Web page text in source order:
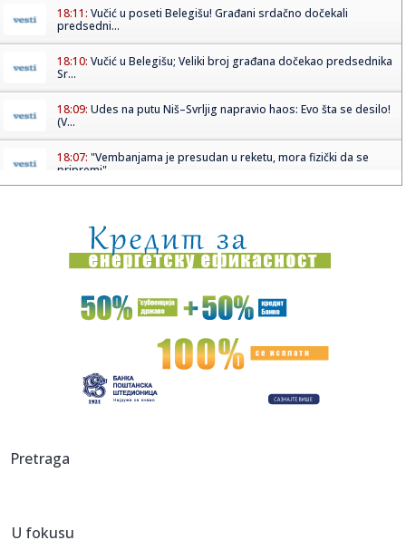
18:11: Vučić u poseti Belegišu! Građani srdačno dočekali
predsedni...
18:10: Vučić u Belegišu; Veliki broj građana dočekao predsednika
Sr...
18:09: Udes na putu Niš–Svrljig napravio haos: Evo šta se desilo!
(V...
18:07: "Vembanjama je presudan u reketu, mora fizički da se
pripremi"
18:01:Ako redovno trenirate, evo zašto bi sauna mogla da
postane deo v...
18:01:I Kokanović u nemilosti blokadera; Planiran za ministra
poljopri...
Zvijer uhvaćena na Bilećkom jezeru! Dugačak 2 metra, težak
17:59:Evakuisano 20.000 ljudi zbog šumskog požara
17:45:
Pretraga
U fokusu